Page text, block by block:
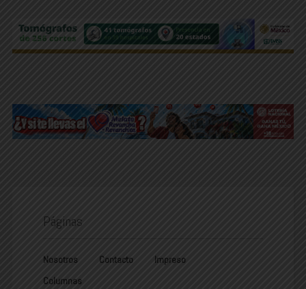
Páginas
Nosotros Contacto
Impreso
Columnas